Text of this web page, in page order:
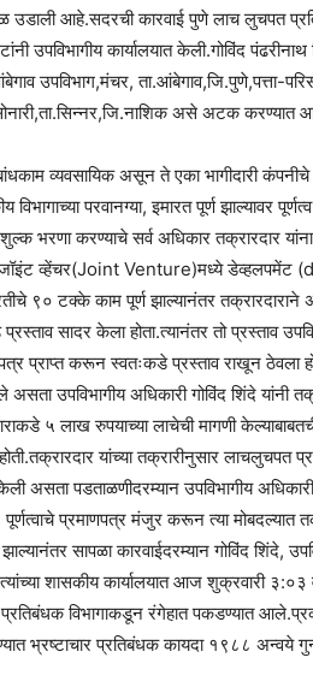
आहे.सदरची कारवाई पुणे लाच लुचपत
उपविभागीय कार्यालयात केली.गोविंद
उपविभाग,मंचर, ता.आंबेगाव,जि.पुणे,पत्ता-
असे अटक करण्यात
बांधकाम व्यवसायिक असून ते एका भागीदारी
परवानग्या, इमारत पूर्ण झाल्यावर
भरणा करण्याचे सर्व अधिकार तक्रारदार
जॉइंट व्हेंचर(Joint Venture)मध्ये
९० टक्के काम पूर्ण झाल्यानंतर तक्रारदाराने
सादर केला होता.त्यानंतर तो प्रस्ताव
प्राप्त करून स्वतःकडे प्रस्ताव राखून ठेवला
उपविभागीय अधिकारी गोविंद शिंदे यांनी
५ लाख रुपयाच्या लाचेची मागणी
यांच्या तक्रारीनुसार लाचलुचपत
असता पडताळणीदरम्यान उपविभागीय अधिकारी
पूर्णत्वाचे प्रमाणपत्र मंजुर करून त्या मोबदल्यात
सापळा कारवाईदरम्यान गोविंद शिंदे,
शासकीय कार्यालयात आज शुक्रवारी ३:०३
विभागाकडून रंगेहात पकडण्यात
भ्रष्टाचार प्रतिबंधक कायदा १९८८ अन्वये